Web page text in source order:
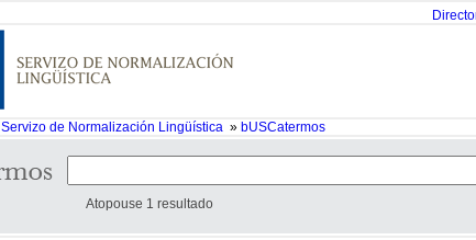
Servizo de Normalización Lingüística » bUSCatermos
Atopouse 1 resultado